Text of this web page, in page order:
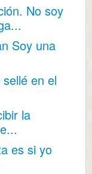
No soy
Soy una
en el
la
es si yo